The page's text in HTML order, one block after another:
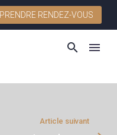
PRENDRE RENDEZ-VOUS
Article suivant